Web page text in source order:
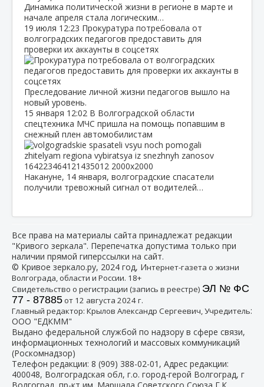
Динамика политической жизни в регионе в марте и
начале апреля стала логическим…
19 июля 12:23 Прокуратура потребовала от
волгоградских педагогов предоставить для
проверки их аккаунты в соцсетях
Преследование личной жизни педагогов вышло на
новый уровень.
15 января 12:02 В Волгоградской области
спецтехника МЧС пришла на помощь попавшим в
снежный плен автомобилистам
Накануне, 14 января, волгоградские спасатели
получили тревожный сигнал от водителей…
Все права на материалы сайта принадлежат редакции
"Кривого зеркала". Перепечатка допустима только при
наличии прямой гиперссылки на сайт.
© Кривое зеркало.ру, 2024 год, Интернет-газета о жизни
Волгограда, области и России. 18+
Свидетельство о регистрации (запись в реестре) ЭЛ № ФС
77 - 87885от 12 августа 2024 г.
Главный редактор: Крылов Александр Сергеевич, Учредитель:
ООО "ЕДКММ"
Выдано федеральной службой по надзору в сфере связи,
информационных технологий и массовых коммуникаций
(Роскомнадзор)
Телефон редакции: 8 (909) 388-02-01 , Адрес редакции:
400048, Волгоградская обл, г.о. город-герой Волгоград, г